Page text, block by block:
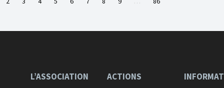
L’ASSOCIATION ACTIONS I